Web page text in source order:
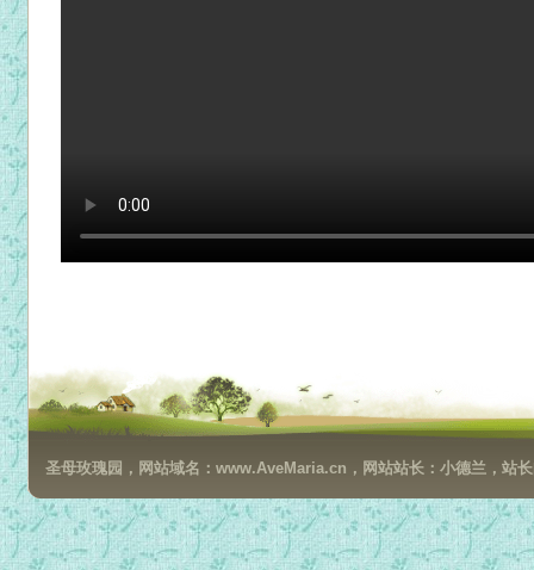
圣母玫瑰园，网站域名：www.AveMaria.cn，网站站长：小德兰，